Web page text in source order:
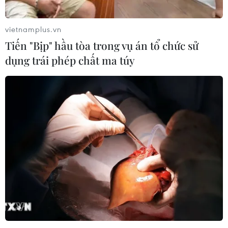
CƠ QUAN CHỦ QUẢN: THÔNG TẤN XÃ VIỆT NAM
Tổng Biên tập: TRẦN TIẾN DUẨN
Phó Tổng Biên tập: NGUYỄN THỊ TÁM, KHÚC THANH
Sở hữu trí tuệ
Quy định sử dụng
Hỗ trợ
TTXVN
vietnamplus.vn
Tiến "Bịp" hầu tòa trong vụ án tổ chức sử
dụng trái phép chất ma túy